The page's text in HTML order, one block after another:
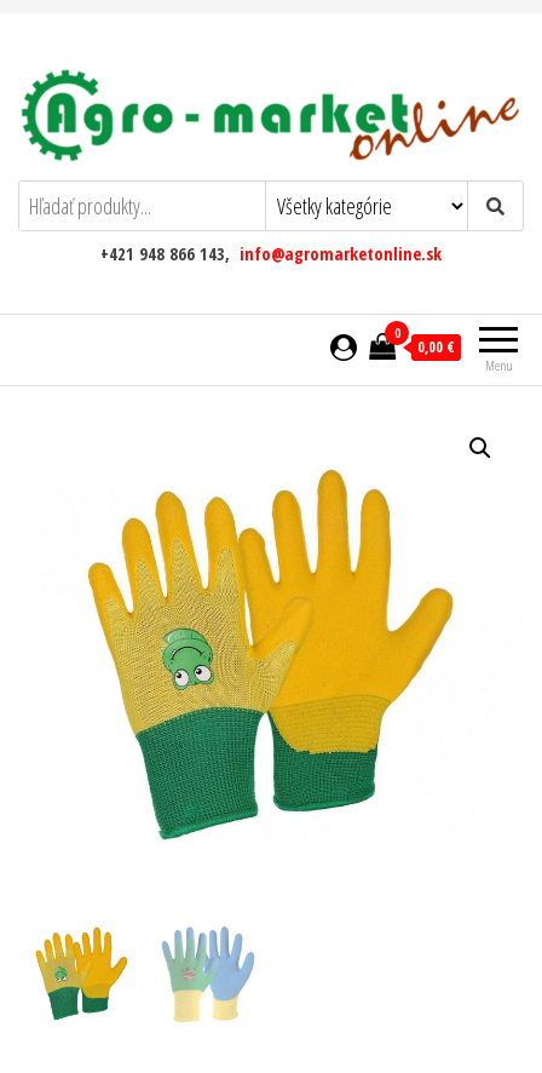
AgromarketOnline
+421 948 866 143, info@agromarketonline.sk
Menu
0
0,00 €